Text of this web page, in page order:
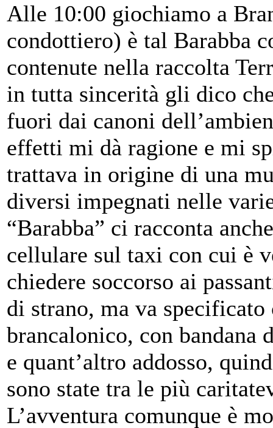
Alle 10:00 giochiamo a
condottiero) è tal Barabba
contenute nella raccolta
in tutta sincerità gli dico
fuori dai canoni
effetti mi dà ragione e mi
trattava in origine di una
diversi impegnati nelle
“Barabba” ci racconta
cellulare sul taxi con cui è
chiedere soccorso ai
di strano, ma va
brancalonico, con bandana
e quant’altro addosso,
sono state tra le più
L’avventura comunque è